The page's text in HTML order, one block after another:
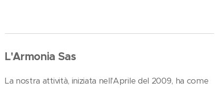
L'Armonia Sas
La nostra attività, iniziata nell'Aprile del 2009, ha come